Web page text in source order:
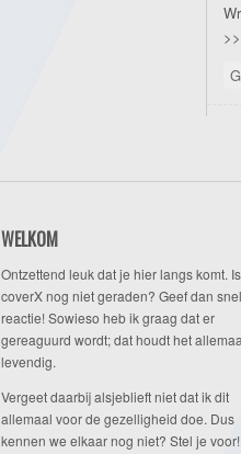
WELKOM
Ontzettend leuk dat je hier langs komt.
coverX nog niet geraden? Geef dan
reactie! Sowieso heb ik graag dat er
gereaguurd wordt; dat houdt het
levendig.
Vergeet daarbij alsjeblieft niet dat ik dit
allemaal voor de gezelligheid doe. Dus
kennen we elkaar nog niet? Stel je voor!